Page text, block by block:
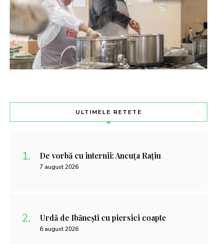
ULTIMELE RETETE
De vorbă cu internii: Ancuța Rațiu
7 august 2026
Urdă de Ibănești cu piersici coapte
6 august 2026